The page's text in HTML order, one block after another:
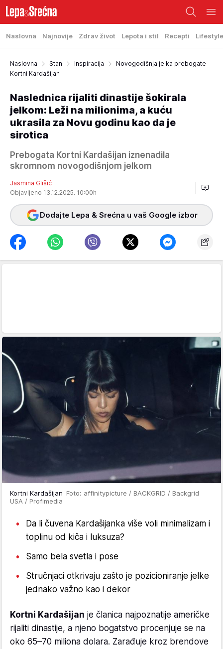
Naslovna Najnovije Zdrav život Lepota i stil Recepti Lifestyle
Naslovna Stan Inspiracija
Novogodišnja jelka prebogate
Kortni Kardašijan
Naslednica rijaliti dinastije šokirala
jelkom: Leži na milionima, a kuću
ukrasila za Novu godinu kao da je
sirotica
Prebogata Kortni Kardašijan iznenadila
skromnom novogodišnjom jelkom
Jasmina Glišić
Objavljeno 13.12.2025. 10:00h
Dodajte Lepa & Srećna u vaš Google izbor
Kortni Kardašijan Foto: affinitypicture / BACKGRID / Backgrid
USA / Profimedia
Da li čuvena Kardašijanka više voli minimalizam i
toplinu od kiča i luksuza?
Samo bela svetla i pose
Stručnjaci otkrivaju zašto je pozicioniranje jelke
jednako važno kao i dekor
Kortni Kardašijan je članica najpoznatije američke
rijaliti dinastije, a njeno bogatstvo procenjuje se na
oko 65–70 miliona dolara. Zarađuje kroz brendove